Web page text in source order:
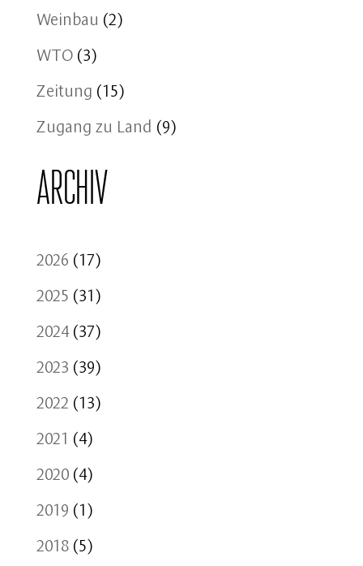
Weinbau (2)
WTO(3)
Zeitung (15)
Zugang zu Land (9)
Archiv
2026 (17)
2025 (31)
2024(37)
2023 (39)
2022 (13)
2021 (4)
2020(4)
2019 (1)
2018(5)